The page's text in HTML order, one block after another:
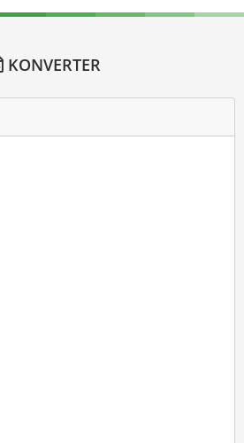
KONVERTER